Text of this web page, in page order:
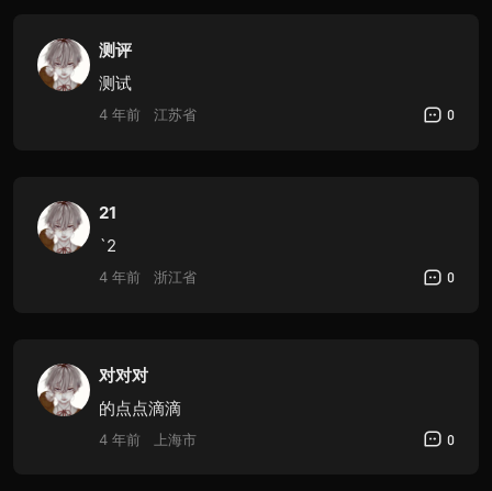
测评
测试
4 年前 江苏省 0
21
`2
4 年前 浙江省 0
对对对
的点点滴滴
4 年前 上海市 0